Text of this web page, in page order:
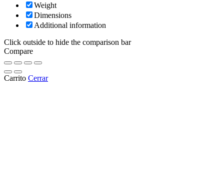
Weight
Dimensions
Additional information
Click outside to hide the comparison bar
Compare
Carrito Cerrar